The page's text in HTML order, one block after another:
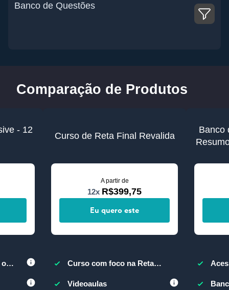
Banco de Questões
Comparação de Produtos
- 12
o
Curso de Reta Final Revalida
A partir de
12x R$399,75
Eu quero este
Curso com foco na Reta
Videoaulas
Banco